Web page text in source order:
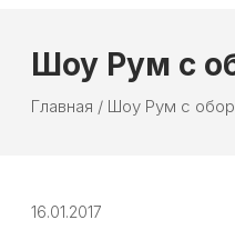
Шоу Рум с
Главная / Шоу Рум с
16.01.2017